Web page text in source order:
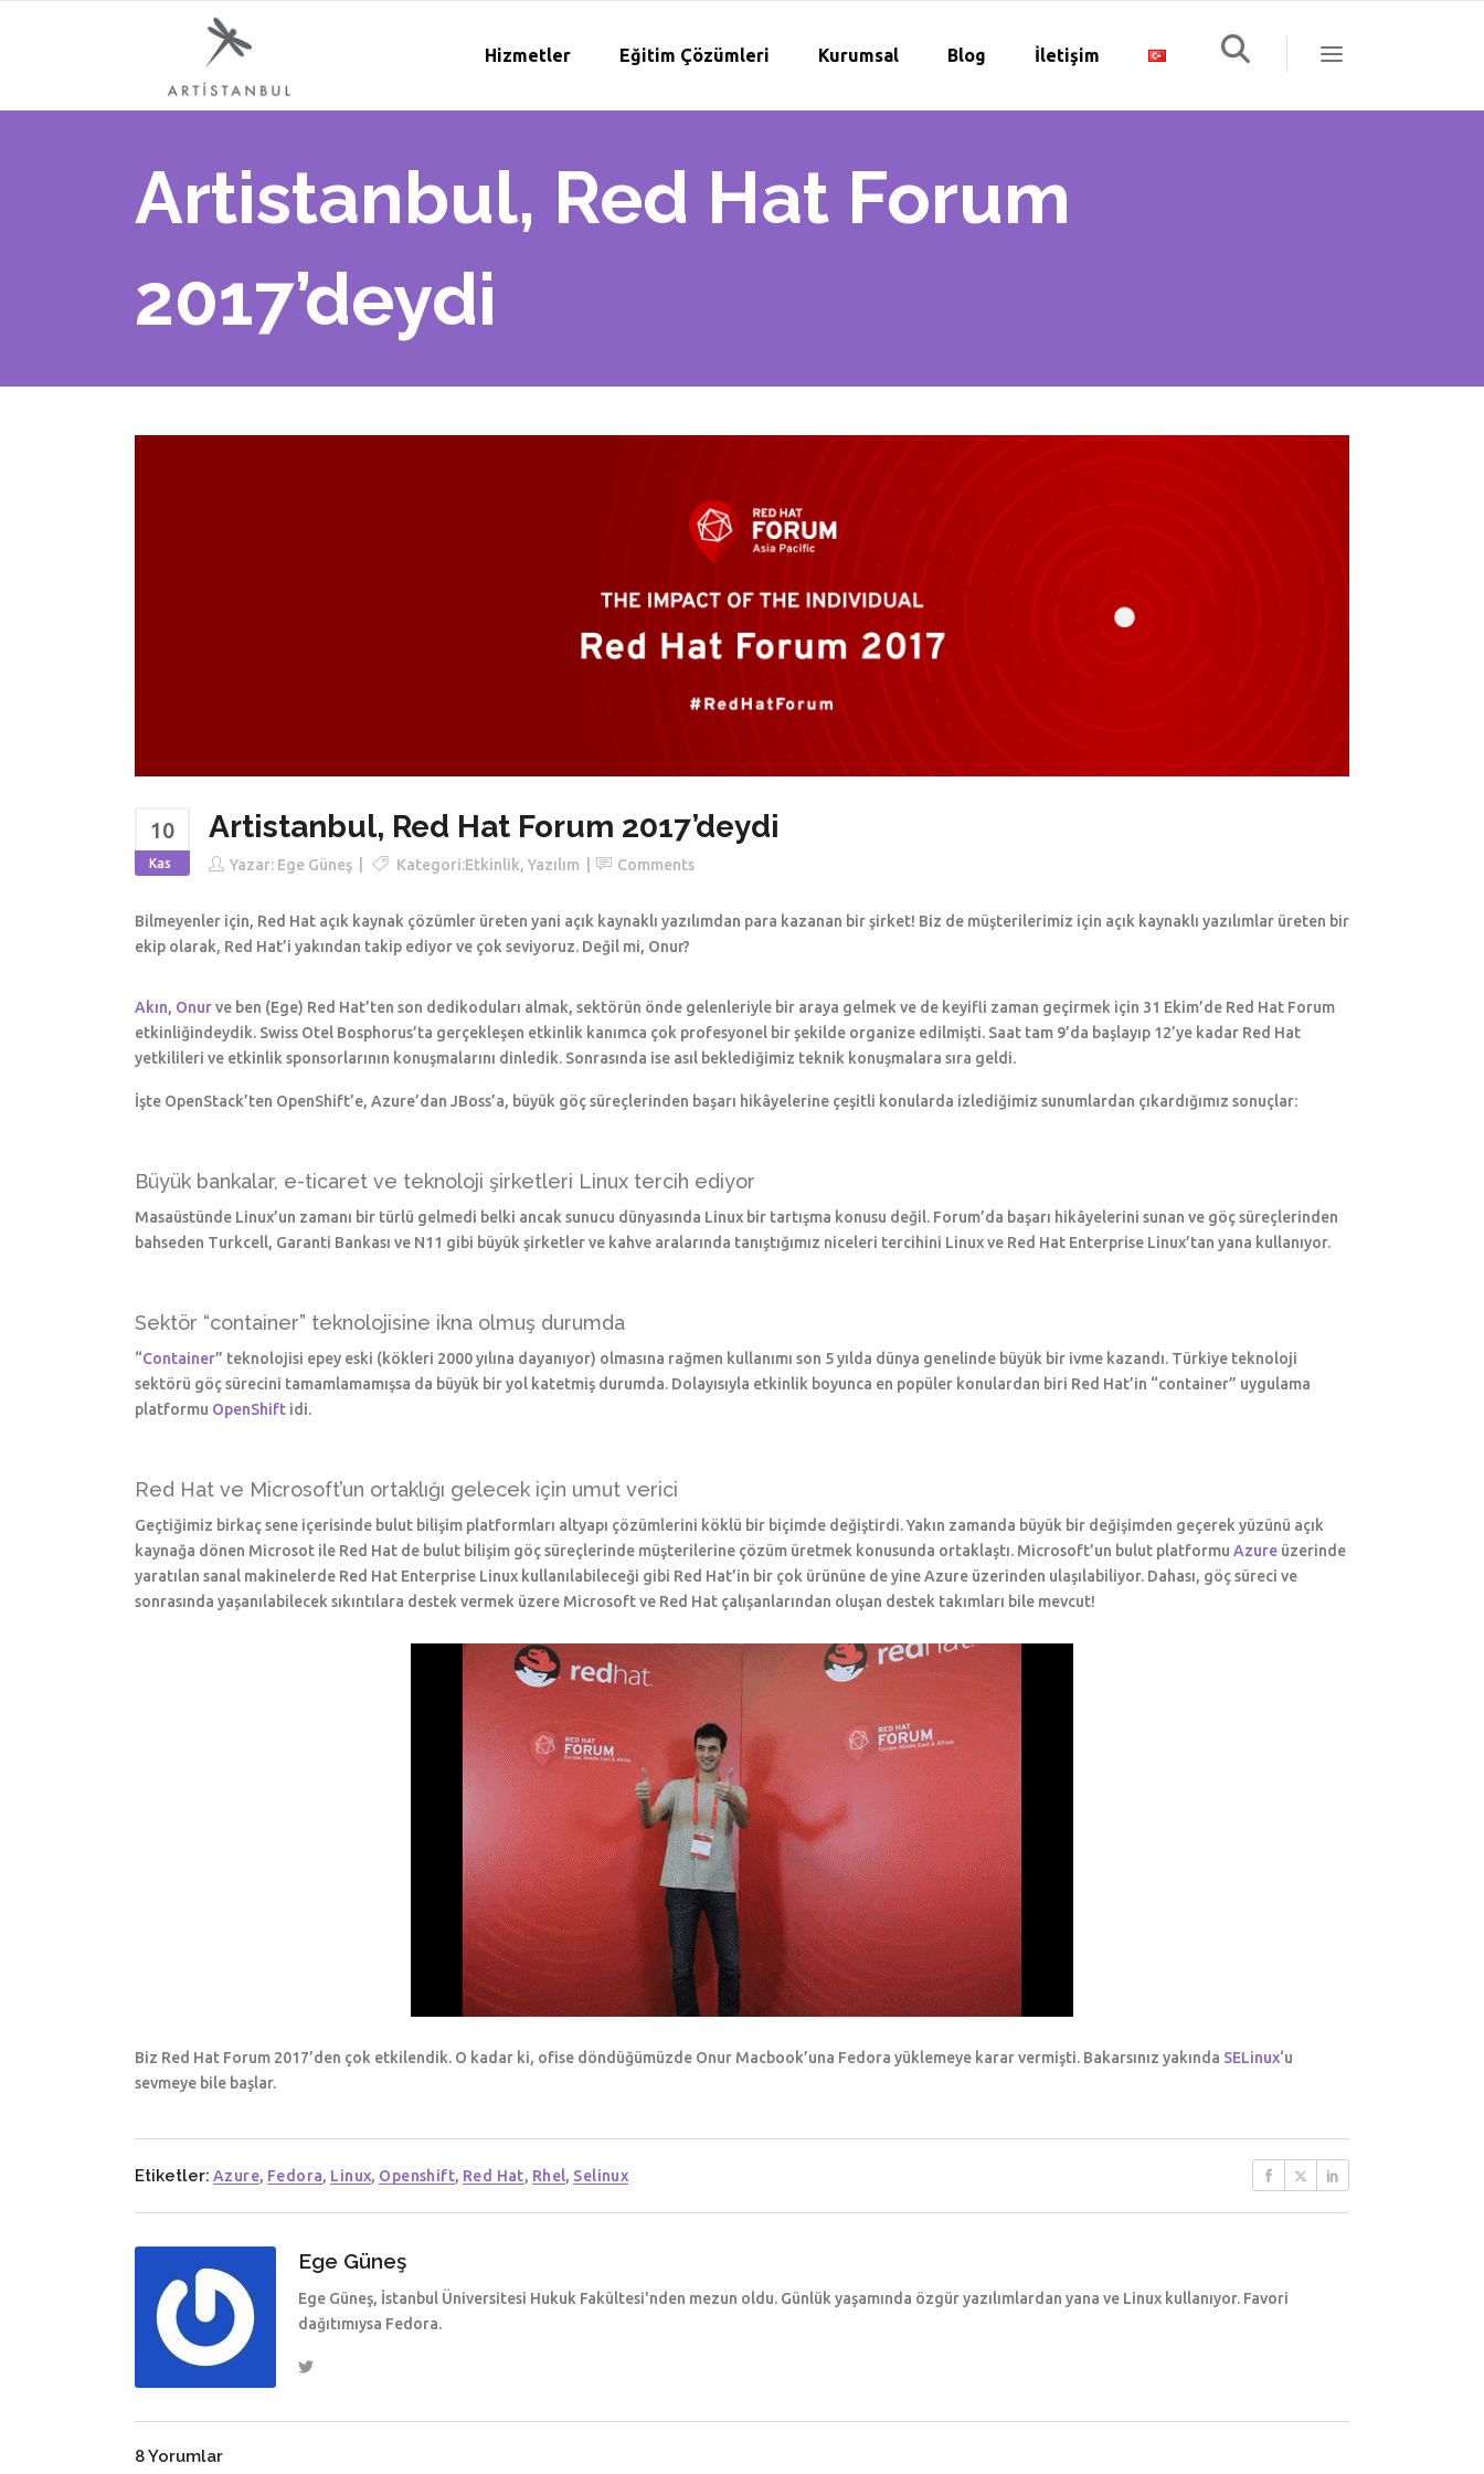
Hizmetler Eğitim Çözümleri Kurumsal Blog İletişim
Artistanbul, Red Hat Forum
2017’deydi
10
Kas
Artistanbul, Red Hat Forum 2017’deydi
Yazar: Ege Güneş Kategori:Etkinlik, Yazılım Comments
Bilmeyenler için, Red Hat açık kaynak çözümler üreten yani açık kaynaklı yazılımdan para kazanan bir şirket! Biz de müşterilerimiz için açık kaynaklı yazılımlar üreten bir
ekip olarak, Red Hat’i yakından takip ediyor ve çok seviyoruz. Değil mi, Onur?
Akın, Onurve ben (Ege) Red Hat’ten son dedikoduları almak, sektörün önde gelenleriyle bir araya gelmek ve de keyifli zaman geçirmek için 31 Ekim’de Red Hat Forum
etkinliğindeydik. Swiss Otel Bosphorus’ta gerçekleşen etkinlik kanımca çok profesyonel bir şekilde organize edilmişti. Saat tam 9’da başlayıp 12’ye kadar Red Hat
yetkilileri ve etkinlik sponsorlarının konuşmalarını dinledik. Sonrasında ise asıl beklediğimiz teknik konuşmalara sıra geldi.
İşte OpenStack’ten OpenShift’e, Azure’dan JBoss’a, büyük göç süreçlerinden başarı hikâyelerine çeşitli konularda izlediğimiz sunumlardan çıkardığımız sonuçlar:
Büyük bankalar, e-ticaret ve teknoloji şirketleri Linux tercih ediyor
Masaüstünde Linux’un zamanı bir türlü gelmedi belki ancak sunucu dünyasında Linux bir tartışma konusu değil. Forum’da başarı hikâyelerini sunan ve göç süreçlerinden
bahseden Turkcell, Garanti Bankası ve N11 gibi büyük şirketler ve kahve aralarında tanıştığımız niceleri tercihini Linux ve Red Hat Enterprise Linux’tan yana kullanıyor.
Sektör “container” teknolojisine ikna olmuş durumda
“Container” teknolojisi epey eski (kökleri 2000 yılına dayanıyor) olmasına rağmen kullanımı son 5 yılda dünya genelinde büyük bir ivme kazandı. Türkiye teknoloji
sektörü göç sürecini tamamlamamışsa da büyük bir yol katetmiş durumda. Dolayısıyla etkinlik boyunca en popüler konulardan biri Red Hat’in “container” uygulama
platformu OpenShift idi.
Red Hat ve Microsoft’un ortaklığı gelecek için umut verici
Geçtiğimiz birkaç sene içerisinde bulut bilişim platformları altyapı çözümlerini köklü bir biçimde değiştirdi. Yakın zamanda büyük bir değişimden geçerek yüzünü açık
kaynağa dönen Microsot ile Red Hat de bulut bilişim göç süreçlerinde müşterilerine çözüm üretmek konusunda ortaklaştı. Microsoft’un bulut platformu Azure üzerinde
yaratılan sanal makinelerde Red Hat Enterprise Linux kullanılabileceği gibi Red Hat’in bir çok ürününe de yine Azure üzerinden ulaşılabiliyor. Dahası, göç süreci ve
sonrasında yaşanılabilecek sıkıntılara destek vermek üzere Microsoft ve Red Hat çalışanlarından oluşan destek takımları bile mevcut!
Biz Red Hat Forum 2017’den çok etkilendik. O kadar ki, ofise döndüğümüzde Onur Macbook’una Fedora yüklemeye karar vermişti. Bakarsınız yakında SELinux‘u
sevmeye bile başlar.
Etiketler: Azure, Fedora, Linux, Openshift, Red Hat, Rhel, Selinux
Ege Güneş
Ege Güneş, İstanbul Üniversitesi Hukuk Fakültesi'nden mezun oldu. Günlük yaşamında özgür yazılımlardan yana ve Linux kullanıyor. Favori
dağıtımıysa Fedora.
8 Yorumlar